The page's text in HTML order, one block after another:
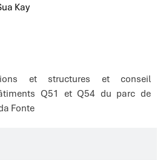
Kay
et structures et conseil
Q51 et Q54 du parc de
Fonte